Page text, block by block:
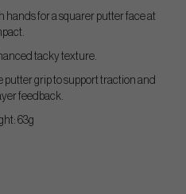
hands for a squarer putter face at
tacky texture.
grip to support traction and
feedback.
63g